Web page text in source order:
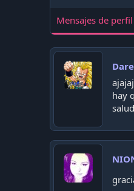
Mensajes de perfil
hay